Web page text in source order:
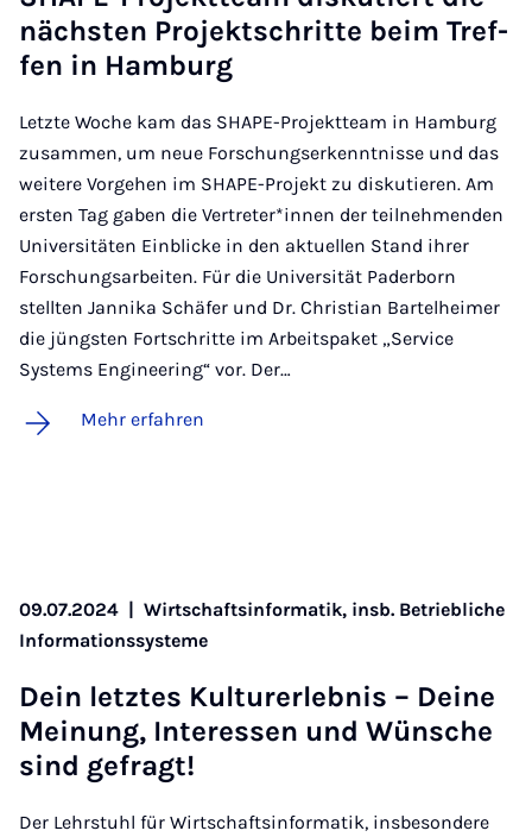
nächs­ten Pro­jekt­schrit­te beim Tref­
fen in Ham­burg
Letzte Woche kam das SHAPE-Projektteam in Hamburg
zusammen, um neue Forschungserkenntnisse und das
weitere Vorgehen im SHAPE-Projekt zu diskutieren. Am
ersten Tag gaben die Vertreter*innen der teilnehmenden
Universitäten Einblicke in den aktuellen Stand ihrer
Forschungsarbeiten. Für die Universität Paderborn
stellten Jannika Schäfer und Dr. Christian Bartelheimer
die jüngsten Fortschritte im Arbeitspaket „Service
Systems Engineering“ vor. Der…
Mehr erfahren
09.07.2024 | Wirtschaftsinformatik, insb. Betriebliche
Informationssysteme
Dein letz­tes Kul­tur­er­leb­nis – Dei­ne
Mei­nung, In­ter­es­sen und Wün­sche
sind ge­fragt!
Der Lehrstuhl für Wirtschaftsinformatik, insbesondere